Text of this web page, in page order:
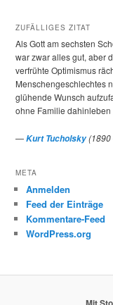
ZUFÄLLIGES ZITAT
Als Gott am sechsten
war zwar alles gut, aber
verfrühte Optimismus
Menschengeschlechtes
glühende Wunsch
ohne Familie dahinleben
—Kurt Tucholsky(1890
META
Anmelden
Feed der Einträge
Kommentare-Feed
WordPress.org